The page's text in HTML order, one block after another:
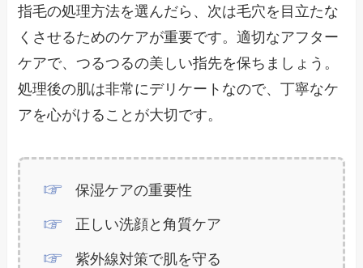
指毛の処理方法を選んだら、次は毛穴を目立たな
くさせるためのケアが重要です。適切なアフター
ケアで、つるつるの美しい指先を保ちましょう。
処理後の肌は非常にデリケートなので、丁寧なケ
アを心がけることが大切です。
保湿ケアの重要性
正しい洗顔と角質ケア
紫外線対策で肌を守る